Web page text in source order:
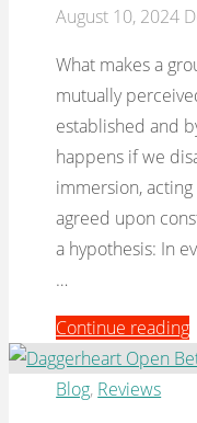
August 10, 2024
What makes a
mutually
established and
happens if we
immersion,
agreed upon
a hypothesis: In
…
Continue reading
Blog, Reviews